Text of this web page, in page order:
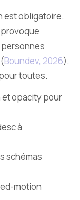
est obligatoire.
Boundev, 2026).
toutes.
opacity pour
à
schémas
motion